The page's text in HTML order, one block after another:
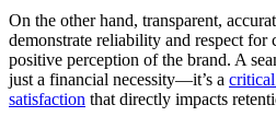
On the other hand, transparent,
demonstrate reliability and respect for
positive perception of the brand. A
just a financial necessity—it’s a
satisfaction that directly impacts